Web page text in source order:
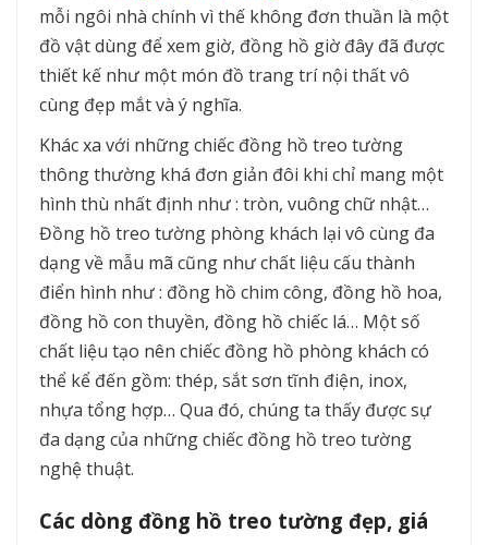
mỗi ngôi nhà chính vì thế không đơn thuần là một
đồ vật dùng để xem giờ, đồng hồ giờ đây đã được
thiết kế như một món đồ trang trí nội thất vô
cùng đẹp mắt và ý nghĩa.
Khác xa với những chiếc đồng hồ treo tường
thông thường khá đơn giản đôi khi chỉ mang một
hình thù nhất định như : tròn, vuông chữ nhật…
Đồng hồ treo tường phòng khách lại vô cùng đa
dạng về mẫu mã cũng như chất liệu cấu thành
điển hình như : đồng hồ chim công, đồng hồ hoa,
đồng hồ con thuyền, đồng hồ chiếc lá… Một số
chất liệu tạo nên chiếc đồng hồ phòng khách có
thể kể đến gồm: thép, sắt sơn tĩnh điện, inox,
nhựa tổng hợp… Qua đó, chúng ta thấy được sự
đa dạng của những chiếc đồng hồ treo tường
nghệ thuật.
Các dòng đồng hồ treo tường đẹp, giá